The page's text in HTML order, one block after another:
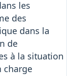
les
des
dans la
de
à la situation
charge